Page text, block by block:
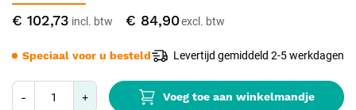
€ 102,73 € 84,90
- + Voeg toe aan winkelmandje
Speciaal voor u besteld Levertijd gemiddeld 2-5 werkdagen
magnetisch (MRI-veilig), hypoallergeen en volledig
corrosiebestendig. Autoclaveerbaar tot 134 °C en CE Klasse IIa